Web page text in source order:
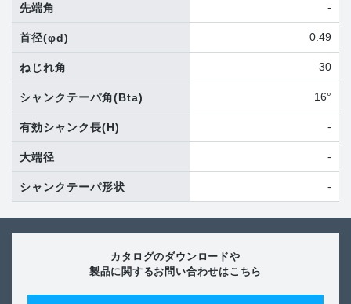
先端角 -
首径(φd) 0.49
ねじれ角 30
シャンクテーパ角(Bta) 16°
有効シャンク長(H) -
大端径 -
シャンクテーパ形状 -
カタログのダウンロードや
製品に関するお問い合わせはこちら